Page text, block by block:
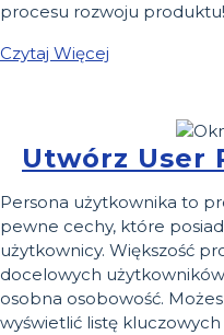
procesu rozwoju produktu!
Czytaj Więcej
Utwórz User
Persona użytkownika to
pewne cechy, które
użytkownicy. Większość
docelowych
osobna osobowość.
wyświetlić listę